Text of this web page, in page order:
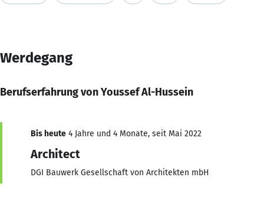
Werdegang
Berufserfahrung von Youssef Al-Hussein
Bis heute 4 Jahre und 4 Monate, seit Mai 2022
Architect
DGI Bauwerk Gesellschaft von Architekten mbH